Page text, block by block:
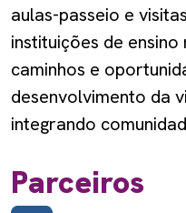
aulas-passeio e
instituições de
caminhos e
desenvolvimento da
integrando
Parceiros